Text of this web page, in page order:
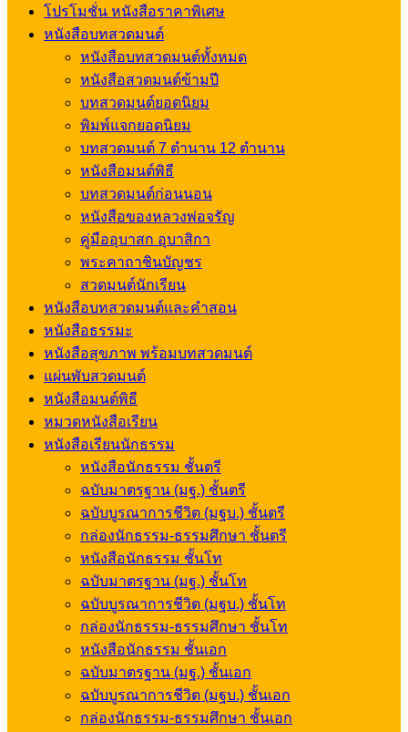
โปรโมชั่น หนังสือราคาพิเศษ
หนังสือบทสวดมนต์
หนังสือบทสวดมนต์ทั้งหมด
หนังสือสวดมนต์ข้ามปี
บทสวดมนต์ยอดนิยม
พิมพ์แจกยอดนิยม
บทสวดมนต์ 7 ตำนาน 12 ตำนาน
หนังสือมนต์พิธี
บทสวดมนต์ก่อนนอน
หนังสือของหลวงพ่อจรัญ
คู่มืออุบาสก อุบาสิกา
พระคาถาชินบัญชร
สวดมนต์นักเรียน
หนังสือบทสวดมนต์และคำสอน
หนังสือธรรมะ
หนังสือสุขภาพ พร้อมบทสวดมนต์
แผ่นพับสวดมนต์
หนังสือมนต์พิธี
หมวดหนังสือเรียน
หนังสือเรียนนักธรรม
หนังสือนักธรรม ชั้นตรี
ฉบับมาตรฐาน (มฐ.) ชั้นตรี
ฉบับบูรณาการชีวิต (มฐบ.) ชั้นตรี
กล่องนักธรรม-ธรรมศึกษา ชั้นตรี
หนังสือนักธรรม ชั้นโท
ฉบับมาตรฐาน (มฐ.) ชั้นโท
ฉบับบูรณาการชีวิต (มฐบ.) ชั้นโท
กล่องนักธรรม-ธรรมศึกษา ชั้นโท
หนังสือนักธรรม ชั้นเอก
ฉบับมาตรฐาน (มฐ.) ชั้นเอก
ฉบับบูรณาการชีวิต (มฐบ.) ชั้นเอก
กล่องนักธรรม-ธรรมศึกษา ชั้นเอก